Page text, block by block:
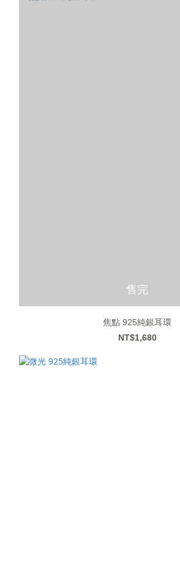
售完
焦點 925純銀耳環
NT$1,680